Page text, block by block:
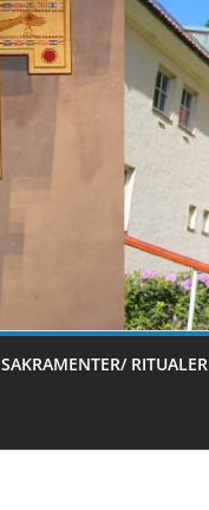
SAKRAMENTER/ RITUALER